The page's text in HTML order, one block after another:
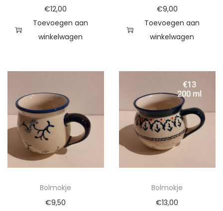
€12,00
Toevoegen aan
winkelwagen
€9,00
Toevoegen aan
winkelwagen
Bolmokje
€9,50
Bolmokje
€13,00